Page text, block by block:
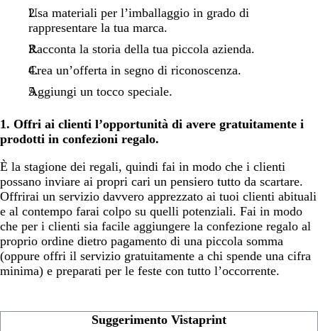
Usa materiali per l’imballaggio in grado di
rappresentare la tua marca.
Racconta la storia della tua piccola azienda.
Crea un’offerta in segno di riconoscenza.
Aggiungi un tocco speciale.
1. Offri ai clienti l’opportunità di avere gratuitamente i
prodotti in confezioni regalo.
È la stagione dei regali, quindi fai in modo che i clienti
possano inviare ai propri cari un pensiero tutto da scartare.
Offrirai un servizio davvero apprezzato ai tuoi clienti abituali
e al contempo farai colpo su quelli potenziali. Fai in modo
che per i clienti sia facile aggiungere la confezione regalo al
proprio ordine dietro pagamento di una piccola somma
(oppure offri il servizio gratuitamente a chi spende una cifra
minima) e preparati per le feste con tutto l’occorrente.
Suggerimento Vistaprint